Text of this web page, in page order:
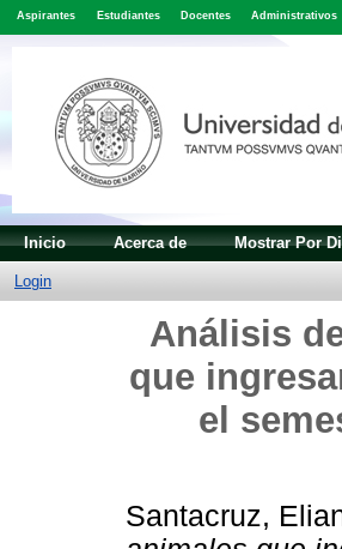
Aspirantes Estudiantes Docentes Administrativos
Inicio Acerca de Mostrar Por
Login
Análisis
que
el
Santacruz,